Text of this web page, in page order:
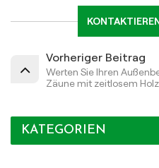
Vorheriger Beitrag
Werten Sie Ihren
Zäune mit zeitlosem
KATEGORIEN